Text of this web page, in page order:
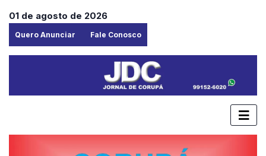
01 de agosto de 2026
Quero Anunciar Fale Conosco